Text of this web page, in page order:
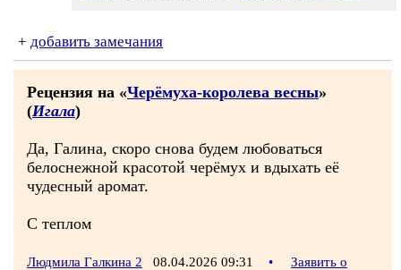
+ добавить замечания
Рецензия на «Черёмуха-королева весны»
(Игала)
Да, Галина, скоро снова будем любоваться
белоснежной красотой черёмух и вдыхать её
чудесный аромат.
С теплом
Людмила Галкина 2 08.04.2026 09:31 •
Заявить о